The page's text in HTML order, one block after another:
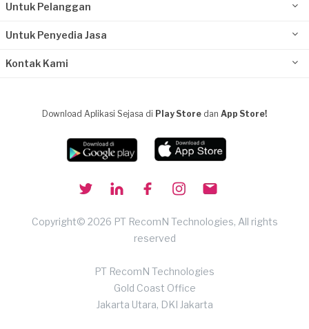
Untuk Pelanggan
Untuk Penyedia Jasa
Kontak Kami
Download Aplikasi Sejasa di Play Store dan App Store!
Copyright© 2026 PT RecomN Technologies, All rights
reserved
PT RecomN Technologies
Gold Coast Office
Jakarta Utara, DKI Jakarta